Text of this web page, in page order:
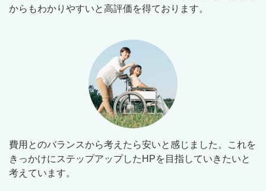
からもわかりやすいと高評価を得ております。
費用とのバランスから考えたら安いと感じました。これを
きっかけにステップアップしたHPを目指していきたいと
考えています。